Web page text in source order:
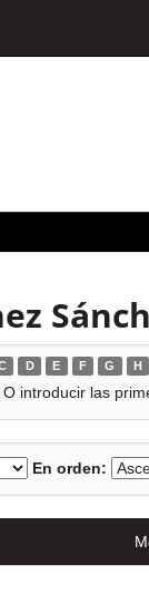
D E F G H
O introducir las
En orden: